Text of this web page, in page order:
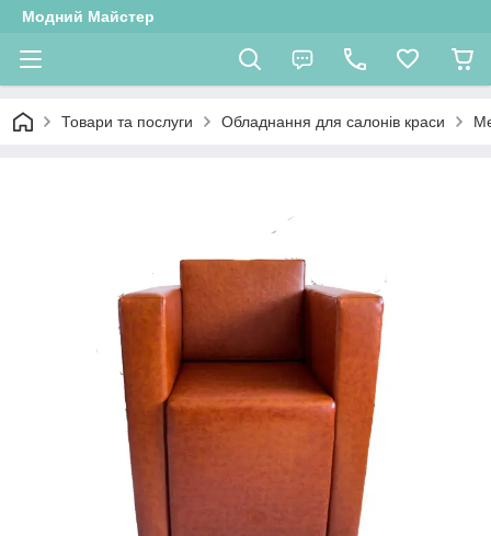
Модний Майстер
Товари та послуги Обладнання для салонів краси